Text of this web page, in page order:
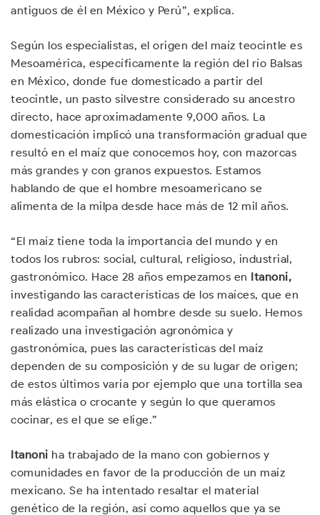
antiguos de él en México y Perú”, explica.
Según los especialistas, el origen del maíz teocintle es
Mesoamérica, específicamente la región del río Balsas
en México, donde fue domesticado a partir del
teocintle, un pasto silvestre considerado su ancestro
directo, hace aproximadamente 9,000 años. La
domesticación implicó una transformación gradual que
resultó en el maíz que conocemos hoy, con mazorcas
más grandes y con granos expuestos. Estamos
hablando de que el hombre mesoamericano se
alimenta de la milpa desde hace más de 12 mil años.
“El maíz tiene toda la importancia del mundo y en
todos los rubros: social, cultural, religioso, industrial,
gastronómico. Hace 28 años empezamos en Itanoni,
investigando las características de los maíces, que en
realidad acompañan al hombre desde su suelo. Hemos
realizado una investigación agronómica y
gastronómica, pues las características del maíz
dependen de su composición y de su lugar de origen;
de estos últimos varía por ejemplo que una tortilla sea
más elástica o crocante y según lo que queramos
cocinar, es el que se elige.”
Itanoni ha trabajado de la mano con gobiernos y
comunidades en favor de la producción de un maíz
mexicano. Se ha intentado resaltar el material
genético de la región, así como aquellos que ya se